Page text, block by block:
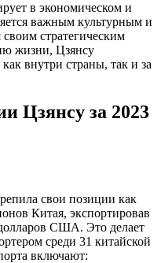
в экономическом и
важным культурным и
стратегическим
жизни, Цзянсу
внутри страны, так и за
Цзянсу за 2023
свои позиции как
Китая, экспортировав
США. Это делает
среди 31 китайской
включают: